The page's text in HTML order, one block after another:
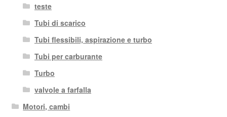
teste
Tubi di scarico
Tubi flessibili, aspirazione e turbo
Tubi per carburante
Turbo
valvole a farfalla
Motori, cambi